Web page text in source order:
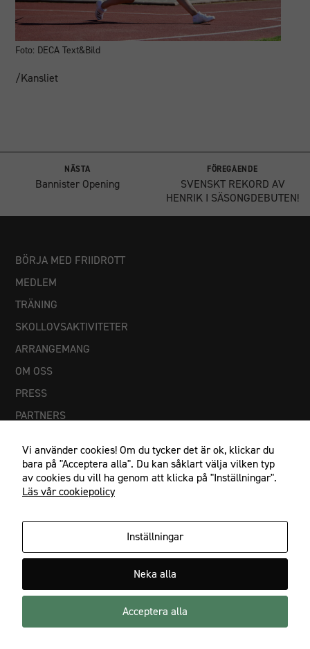
Foto: DECA Text&Bild
/Kansliet
NÄSTA
Bannister Opening
FÖREGÅENDE
SVENSKT REKORD AV
HENRIK I SÄSONGDEBUTEN!
BÖRJA MED FRIIDROTT
MEDLEM
TRÄNING
SKOLLOVSAKTIVITETER
ARRANGEMANG
OM OSS
PRESS
PARTNERS
IF Göta Karlstad, Johan Banérs väg 5, 653 48 Karlstad
054-21 23 27, info@ifgota.se
Vi använder cookies! Om du tycker det är ok, klickar du
bara på "Acceptera alla". Du kan såklart välja vilken typ
av cookies du vill ha genom att klicka på "Inställningar".
Läs vår cookiepolicy
Inställningar
Neka alla
Acceptera alla
Dessa
inte att välja
bort. De
behövs för
över huvud
taget ska
fungera.
För att vi ska
kunna